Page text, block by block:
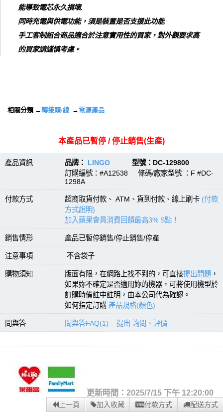
能導致電芯永久損壞.
同時充電與供電功能，須是裝置是否支援此功能
手工客制組合商品適合於注意實用性的買家，對外觀要求高
的買家請謹慎考慮。
相關分類 →轉接頭/線 → 電源產品
本產品已暫停 / 停止銷售(生產)
產品資訊 品牌： LINGO 型號：DC-129800
訂購編號：#A12538 條碼/廠家型號 ：F #DC-
1298A
付款方式 超商取貨付款、 ATM、貨到付款、線上刷卡 (付款
方式說明)
加入蘋果會員消費回饋最高3% S點！
銷售情形 產品已暫停銷售/停止銷售/停產
注意事項 不含袋子
購物須知 版面有限，在網路上找不到的，可直接提出問題 ，
如果妳不確定是否適用妳的機器，可將使用機型於
訂購時備註中註明，由本公司代為確認。
如何指定訂購 產品規格(顏色)
問與答 問與答FAQ(1) 提出 詢問、評價
更新時間：2025/7/15 下午 12:20:00
上一頁 加入收藏 付款方式 配送方式